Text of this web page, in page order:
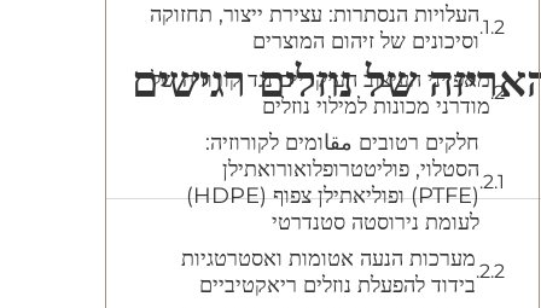
של נוזלים רגישים
העלויות הנסתרות: עצירת ייצור, תחזוקה
וסיכונים של זיהום המוצרים
מאפייני העיצוב העיקריים נגד קורוזיה של
מודרני מכונות למילוי נוזלים
חלקים רטובים مقاומים לקורוזיה:
הסטלוי, פוליטטרופלואורואתילן
(PTFE) ופוליאתילן צפוף (HDPE)
לעומת נירוסטה סטנדרטי
מערכות הנעה אטומות ואסטרטגיות
בידוד להפעלת נוזלים ריאקטיביים